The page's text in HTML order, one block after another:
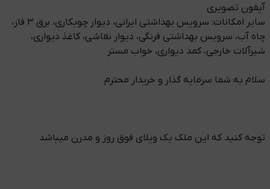
آیفون تصویری
سایر امکانات: سرویس بهداشتی ایرانی، دیوار چوبکاری، برق ۳ فاز،
چاه آب، سرویس بهداشتی فرنگی، دیوار نقاشی، کاغذ دیواری،
شیرآلات خارجی، کمد دیواری، خواب مستر
سلام به شما سرمایه گذار و خریدار محترم
توجه کنید که این ملک یک ویلای فوق روز و مدرن میباشد